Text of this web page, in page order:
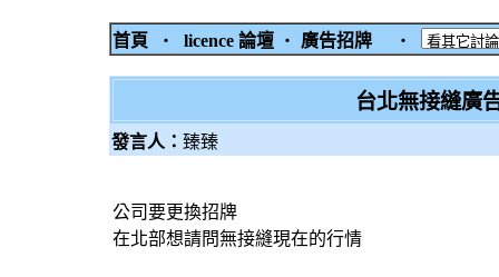
首頁 ‧ licence 論壇 ‧ 廣告招牌 ‧
台北無接縫廣
發言人： 臻臻
公司要更換招牌
在北部想請問無接縫現在的行情